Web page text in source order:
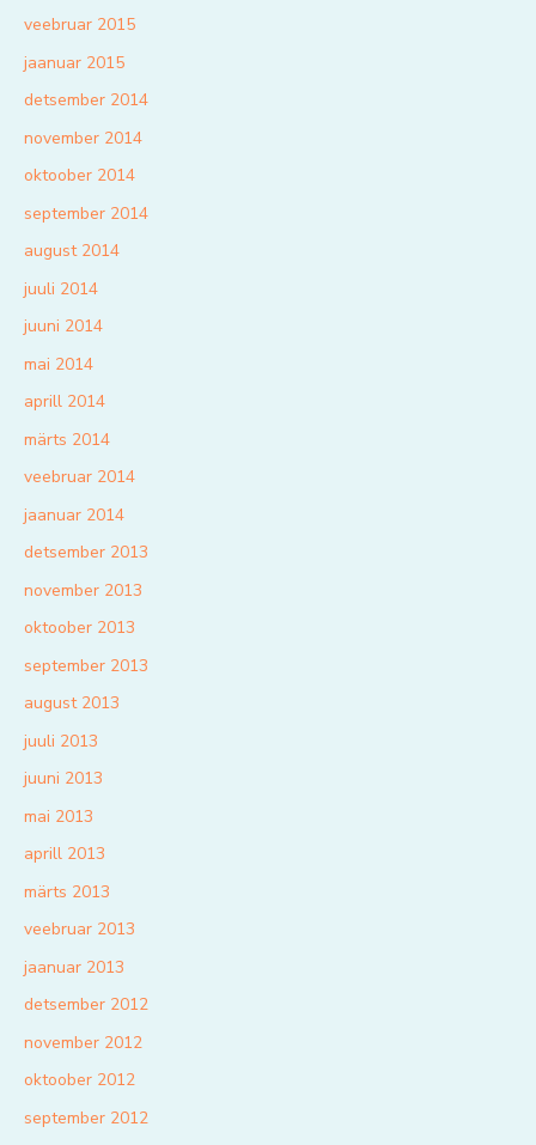
veebruar 2015
jaanuar 2015
detsember 2014
november 2014
oktoober 2014
september 2014
august 2014
juuli 2014
juuni 2014
mai 2014
aprill 2014
märts 2014
veebruar 2014
jaanuar 2014
detsember 2013
november 2013
oktoober 2013
september 2013
august 2013
juuli 2013
juuni 2013
mai 2013
aprill 2013
märts 2013
veebruar 2013
jaanuar 2013
detsember 2012
november 2012
oktoober 2012
september 2012